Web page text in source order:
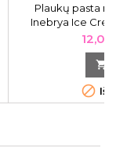
Plaukų pasta
Inebrya Ice
ICE21031, 100 ml
siekiant
šukuosenas,
Kaina

